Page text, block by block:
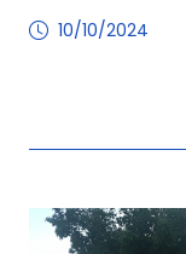
10/10/2024